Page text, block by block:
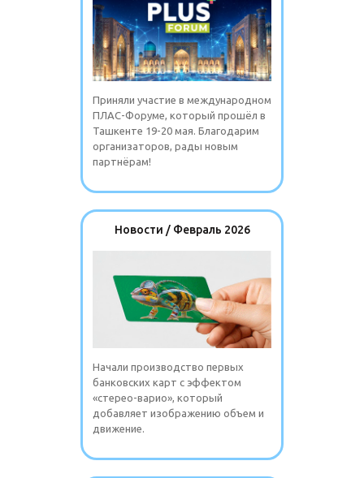
Приняли участие в международном
ПЛАС-Форуме, который прошёл в
Ташкенте 19-20 мая. Благодарим
организаторов, рады новым
партнёрам!
Новости / Февраль 2026
Начали производство первых
банковских карт с эффектом
«стерео-варио», который
добавляет изображению объем и
движение.